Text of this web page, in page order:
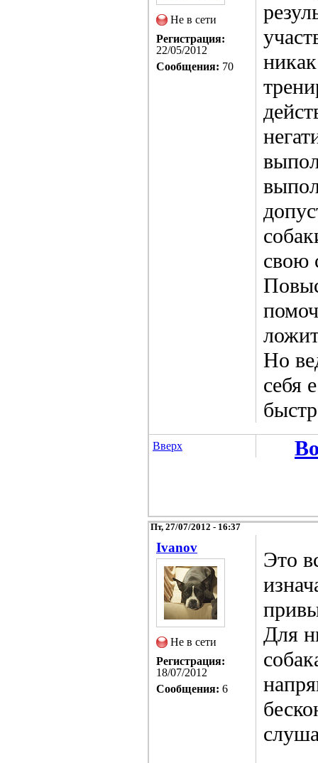
Не в сети
Регистрация:
22/05/2012
Сообщения: 70
свою
Но
себя
Вверх
Пт, 27/07/2012 - 16:37
Ivanov
Не в сети
Регистрация:
18/07/2012
Сообщения: 6
Это
Для